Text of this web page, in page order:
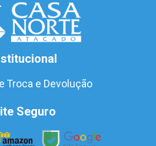
Troca e Devolução
Seguro